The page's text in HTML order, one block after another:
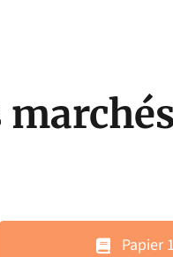
Papier